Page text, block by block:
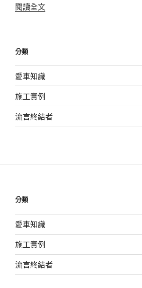
閱讀全文〈BMW
分類
愛車知識
施工實例
流言終結者
分類
愛車知識
施工實例
流言終結者